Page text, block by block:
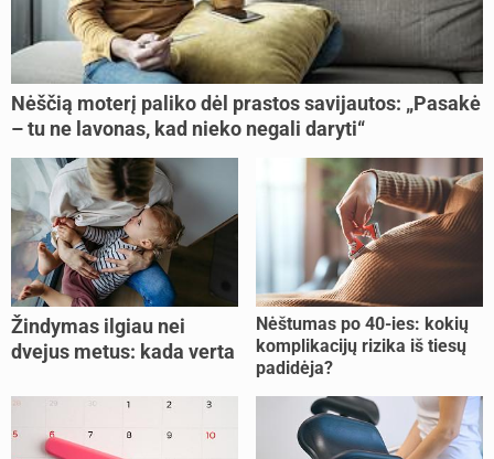
Nėščią moterį paliko dėl prastos savijautos: „Pasakė
– tu ne lavonas, kad nieko negali daryti“
Žindymas ilgiau nei
dvejus metus: kada verta
nujunkyti?
Nėštumas po 40-ies: kokių
komplikacijų rizika iš tiesų
padidėja?